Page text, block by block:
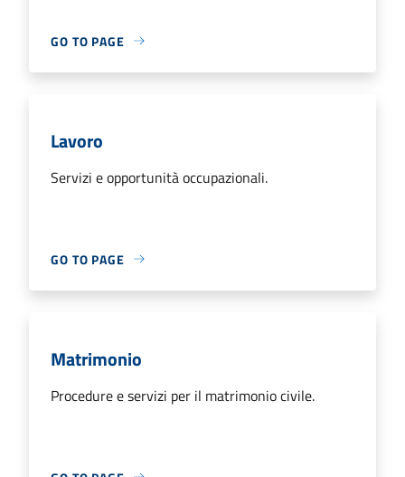
GO TO PAGE
Lavoro
Servizi e opportunità occupazionali.
GO TO PAGE
Matrimonio
Procedure e servizi per il matrimonio civile.